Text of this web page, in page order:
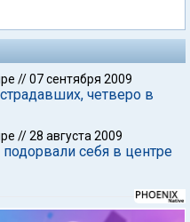
//07 сентября 2009
четверо в
//28 августа 2009
себя в центре